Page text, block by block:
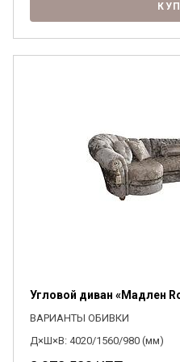
Угловой диван «Мадлен
ВАРИАНТЫ ОБИВКИ
Д×Ш×В: 4020/1560/980 (мм)